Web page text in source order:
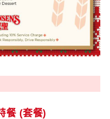
餐 (套餐)